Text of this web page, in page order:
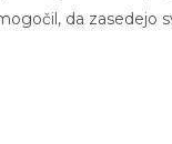
da zasedejo